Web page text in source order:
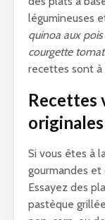
légumineuses
quinoa aux
courgette
recettes sont à
Recettes
originales
Si vous êtes à
gourmandes et
Essayez des
pastèque